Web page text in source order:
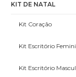
KIT DE NATAL
Kit Coração
Kit Escritório
Kit Escritório